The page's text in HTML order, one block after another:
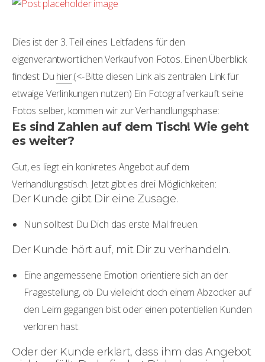
Dies ist der 3. Teil eines Leitfadens für den
eigenverantwortlichen Verkauf von Fotos. Einen Überblick
findest Du hier.(<-Bitte diesen Link als zentralen Link für
etwaige Verlinkungen nutzen) Ein Fotograf verkauft seine
Fotos selber, kommen wir zur Verhandlungsphase:
Es sind Zahlen auf dem Tisch! Wie geht
es weiter?
Gut, es liegt ein konkretes Angebot auf dem
Verhandlungstisch. Jetzt gibt es drei Möglichkeiten:
Der Kunde gibt Dir eine Zusage.
Nun solltest Du Dich das erste Mal freuen.
Der Kunde hört auf, mit Dir zu verhandeln.
Eine angemessene Emotion orientiere sich an der
Fragestellung, ob Du vielleicht doch einem Abzocker auf
den Leim gegangen bist oder einen potentiellen Kunden
verloren hast.
Oder der Kunde erklärt, dass ihm das Angebot